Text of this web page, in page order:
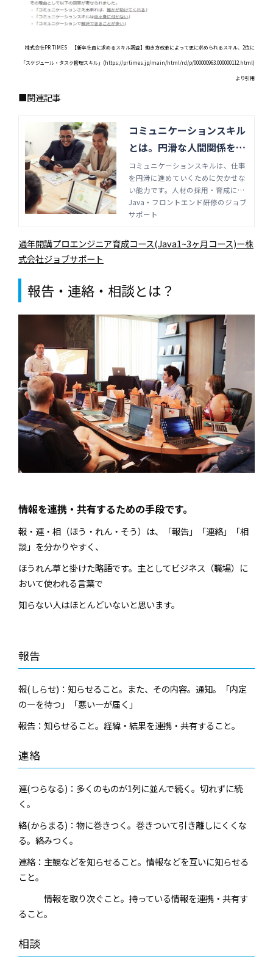
株式会社PR TIMES 【新卒社員に求めるスキル調査】働き方改革によって更に求められるスキル、2位に
「スケジュール・タスク管理スキル」(https://prtimes.jp/main/html/rd/p/000000963.000000112.html)
より引用
■関連記事
コミュニケーションスキル
とは。円滑な人間関係を築
くテクニック例 | Java・フ
ロントエンド研修のジョブ
サポート
コミュニケーションスキルは、仕事
を円滑に進めていくために欠かせな
い能力です。人材の採用・育成にお
いて多くの企業で重要視されていま
す。豊かな人間関係を構築し、ビジ
ックを紹介します。
Java・フロントエンド研修のジョブ
サポート
通年開講プロエンジニア育成コース(Java1~3ヶ月コース)ー株
式会社ジョブサポート
報告・連絡・相談とは？
情報を連携・共有するための手段です。
報・連・相（ほう・れん・そう）は、「報告」「連絡」「相
談」を分かりやすく、
ほうれん草と掛けた略語です。主としてビジネス（職場）に
おいて使われる言葉で
知らない人はほとんどいないと思います。
報告
報(しらせ)：知らせること。また、その内容。通知。「内定
の―を待つ」「悪い―が届く」
報告：知らせること。経緯・結果を連携・共有すること。
連絡
連(つらなる)：多くのものが1列に並んで続く。切れずに続
く。
絡(からまる)：物に巻きつく。巻きついて引き離しにくくな
る。絡みつく。
連絡：主観などを知らせること。情報などを互いに知らせる
こと。
情報を取り次ぐこと。持っている情報を連携・共有す
ること。
相談